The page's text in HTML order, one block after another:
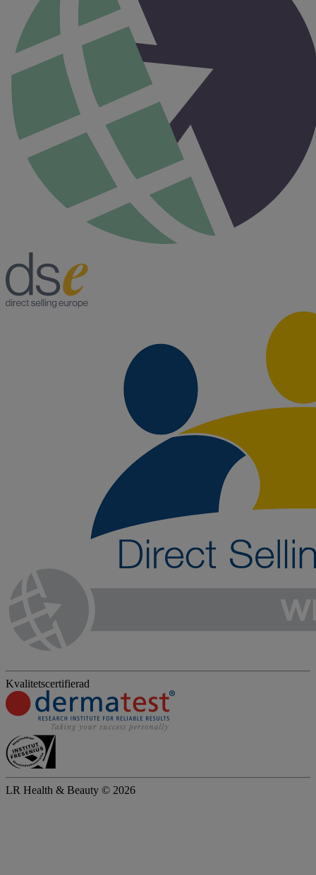
Kvalitetscertifierad
LR Health & Beauty © 2026